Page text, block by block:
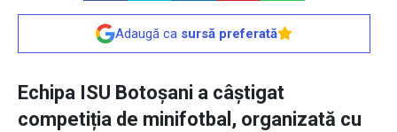
Adaugă ca sursă preferată
Echipa ISU Botoșani a câștigat
competiția de minifotbal, organizată cu